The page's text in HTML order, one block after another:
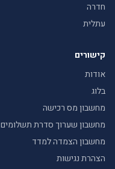
חדרה
עתלית
קישורים
אודות
בלוג
מחשבון מס רכישה
מחשבון שערוך סדרת תשלומים
מחשבון הצמדה למדד
הצהרת נגישות